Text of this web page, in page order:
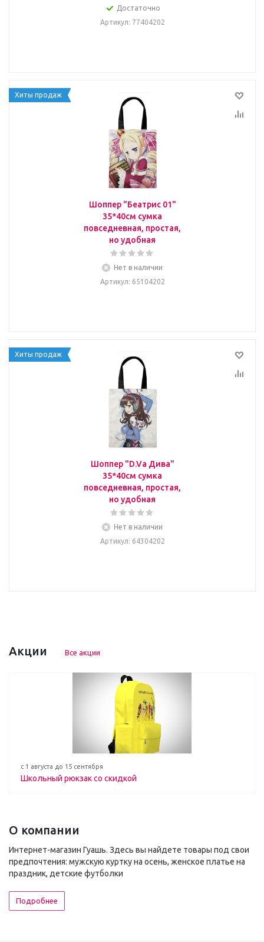
Достаточно
Артикул: 77404202
Хиты продаж
Шоппер "Беатрис 01"
35*40см сумка
повседневная, простая,
но удобная
Нет в наличии
Артикул: 65104202
Хиты продаж
Шоппер "D.Va Дива"
35*40см сумка
повседневная, простая,
но удобная
Нет в наличии
Артикул: 64304202
Акции Все акции
с 1 августа до 15 сентября
Школьный рюкзак со скидкой
О компании
Интернет-магазин Гуашь. Здесь вы найдете товары под свои
предпочтения: мужскую куртку на осень, женское платье на
праздник, детские футболки
Подробнее